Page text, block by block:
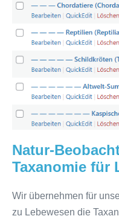
Taxanomie
Lebewesen
Natur-
Taxanomie für
Wir übernehmen für
zu Lebewesen die